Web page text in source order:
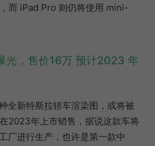
而 iPad Pro 则仍将使用 mini-
光，售价16万 预计2023 年
全新特斯拉轿车渲染图，或将被
2023年上市销售，据说这款车将
厂进行生产，也许是第一款中